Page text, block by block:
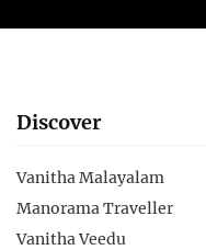
Discover
Vanitha Malayalam
Manorama Traveller
Vanitha Veedu